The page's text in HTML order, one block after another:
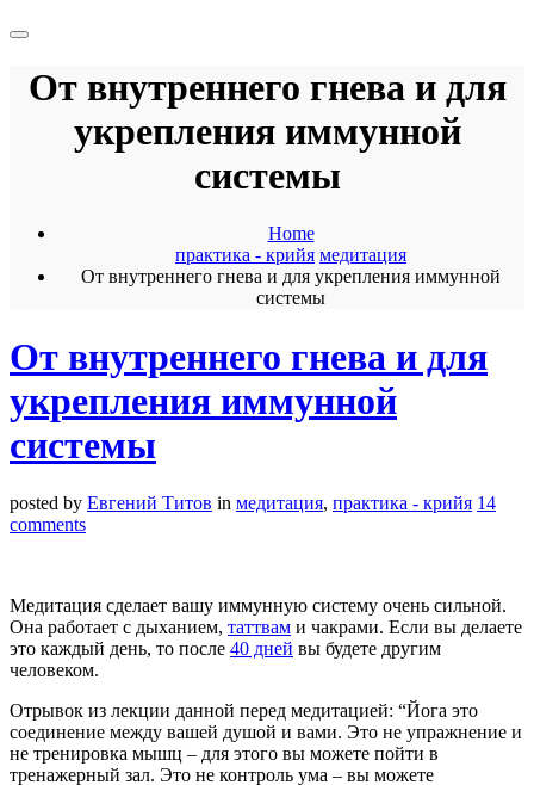
От внутреннего гнева и для
укрепления иммунной
системы
Home
практика - крийя медитация
От внутреннего гнева и для укрепления иммунной
системы
От внутреннего гнева и для
укрепления иммунной
системы
posted by Евгений Титов in медитация, практика - крийя 14
comments
Медитация сделает вашу иммунную систему очень сильной.
Она работает с дыханием, таттвам и чакрами. Если вы делаете
это каждый день, то после 40 дней вы будете другим
человеком.
Отрывок из лекции данной перед медитацией: “Йога это
соединение между вашей душой и вами. Это не упражнение и
не тренировка мышц – для этого вы можете пойти в
тренажерный зал. Это не контроль ума – вы можете